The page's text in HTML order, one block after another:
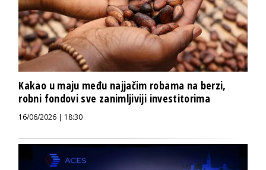
Kakao u maju među najjačim robama na berzi,
robni fondovi sve zanimljiviji investitorima
16/06/2026 | 18:30